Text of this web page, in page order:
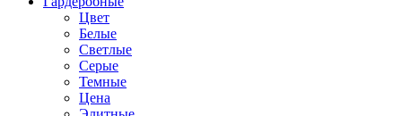
Цвет
Белые
Светлые
Серые
Темные
Цена